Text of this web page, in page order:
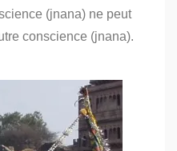
(jnana) ne peut
conscience (jnana).